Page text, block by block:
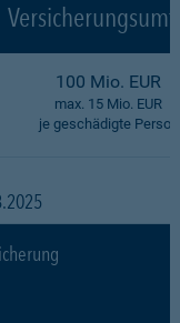
100 Mio. EUR
max. 15 Mio. EUR
je geschädigte Person